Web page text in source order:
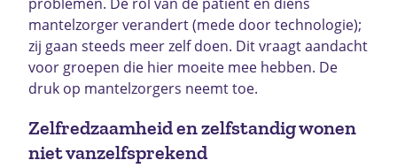
mantelzorger verandert (mede door technologie);
zij gaan steeds meer zelf doen. Dit vraagt aandacht
voor groepen die hier moeite mee hebben. De
druk op mantelzorgers neemt toe.
Zelfredzaamheid en zelfstandig wonen
niet vanzelfsprekend